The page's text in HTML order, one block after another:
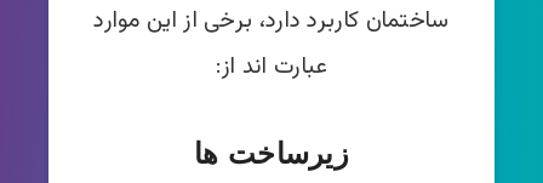
ساختمان کاربرد دارد، برخی از این موارد
عبارت اند از:
زیرساخت ها